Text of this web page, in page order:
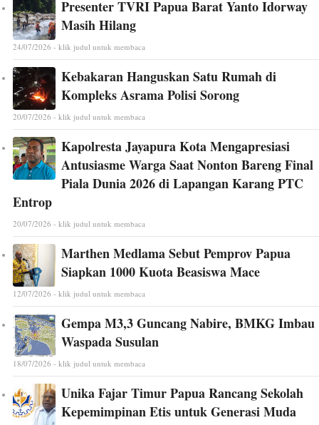
Presenter TVRI Papua Barat Yanto Idorway
Masih Hilang
24/07/2026 - klik judul untuk membaca
Kebakaran Hanguskan Satu Rumah di
Kompleks Asrama Polisi Sorong
20/07/2026 - klik judul untuk membaca
Kapolresta Jayapura Kota Mengapresiasi
Antusiasme Warga Saat Nonton Bareng Final
Piala Dunia 2026 di Lapangan Karang PTC
Entrop
20/07/2026 - klik judul untuk membaca
Marthen Medlama Sebut Pemprov Papua
Siapkan 1000 Kuota Beasiswa Mace
12/07/2026 - klik judul untuk membaca
Gempa M3,3 Guncang Nabire, BMKG Imbau
Waspada Susulan
18/07/2026 - klik judul untuk membaca
Unika Fajar Timur Papua Rancang Sekolah
Kepemimpinan Etis untuk Generasi Muda